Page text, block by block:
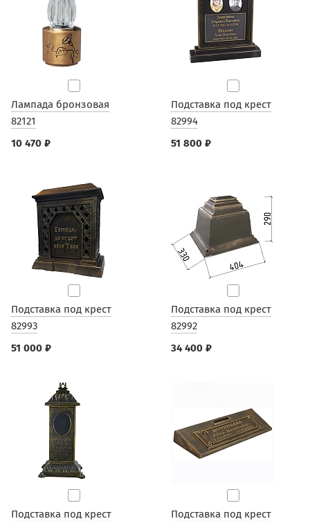
Лампада бронзовая
82121
10 470 ₽
Подставка под крест
82994
51 800 ₽
Подставка под крест
82993
51 000 ₽
Подставка под крест
82992
34 400 ₽
Подставка под крест
Подставка под крест